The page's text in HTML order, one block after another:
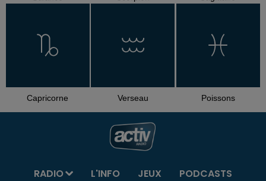
Capricorne Verseau Poissons
RADIO L'INFO JEUX
PODCASTS